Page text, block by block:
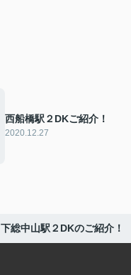
西船橋駅２DKご紹介！
2020.12.27
下総中山駅２DKのご紹介！